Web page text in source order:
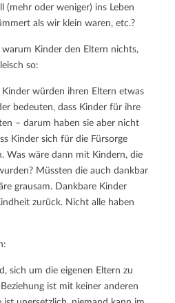
(mehr oder weniger) ins Leben
als wir klein waren, etc.?
Kinder den Eltern nichts,
so:
würden ihren Eltern etwas
bedeuten, dass Kinder für ihre
– darum haben sie aber nicht
Kinder sich für die Fürsorge
Was wäre dann mit Kindern, die
Müssten die auch dankbar
grausam. Dankbare Kinder
zurück. Nicht alle haben
sich um die eigenen Eltern zu
ist mit keiner anderen